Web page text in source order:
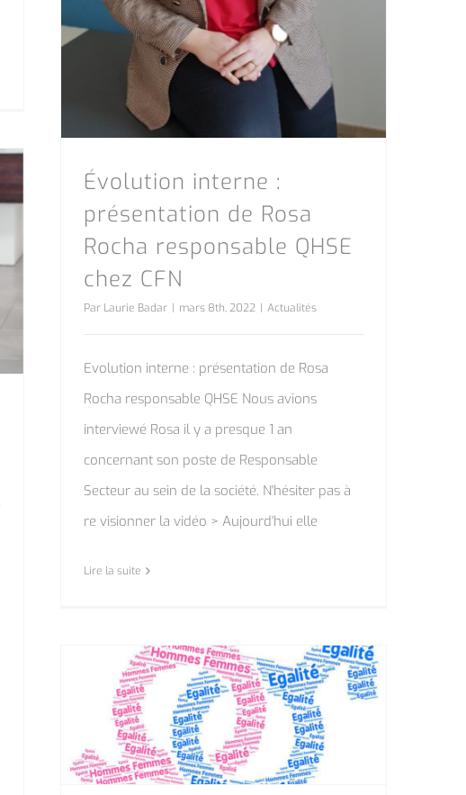
Évolution interne :
présentation de Rosa
Rocha responsable QHSE
chez CFN
Par Laurie Badar | mars 8th, 2022 | Actualités
Evolution interne : présentation de Rosa
Rocha responsable QHSE Nous avions
interviewé Rosa il y a presque 1 an
concernant son poste de Responsable
Secteur au sein de la société. N'hésiter pas à
re visionner la vidéo > Aujourd'hui elle
Lire la suite